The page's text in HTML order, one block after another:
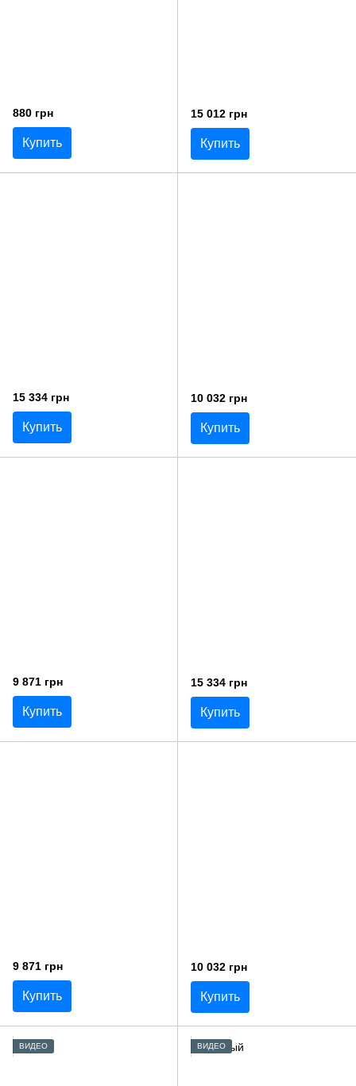
880 грн
Купить
15 012 грн
Купить
15 334 грн
Купить
10 032 грн
Купить
9 871 грн
Купить
15 334 грн
Купить
9 871 грн
Купить
10 032 грн
Купить
ВИДЕО ВИДЕО